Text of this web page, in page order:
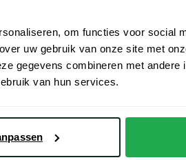
om functies voor social
uw gebruik van onze site met
gegevens combineren met andere
van hun services.
jasje
essentieel
een
te maken
Naam
Merk
Materiaal
Pasvorm